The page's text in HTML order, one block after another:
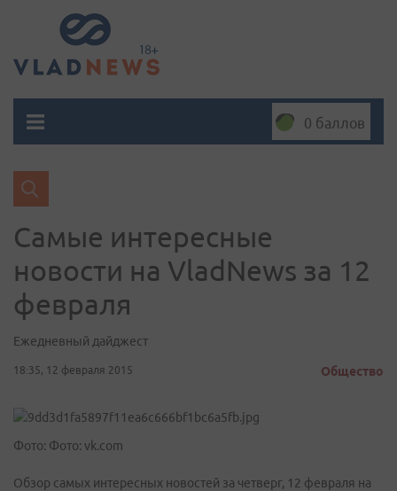
0 баллов
Самые интересные
новости на VladNews за 12
февраля
Ежедневный дайджест
18:35, 12 февраля 2015 Общество
Фото: Фото: vk.com
Обзор самых интересных новостей за четверг, 12 февраля на